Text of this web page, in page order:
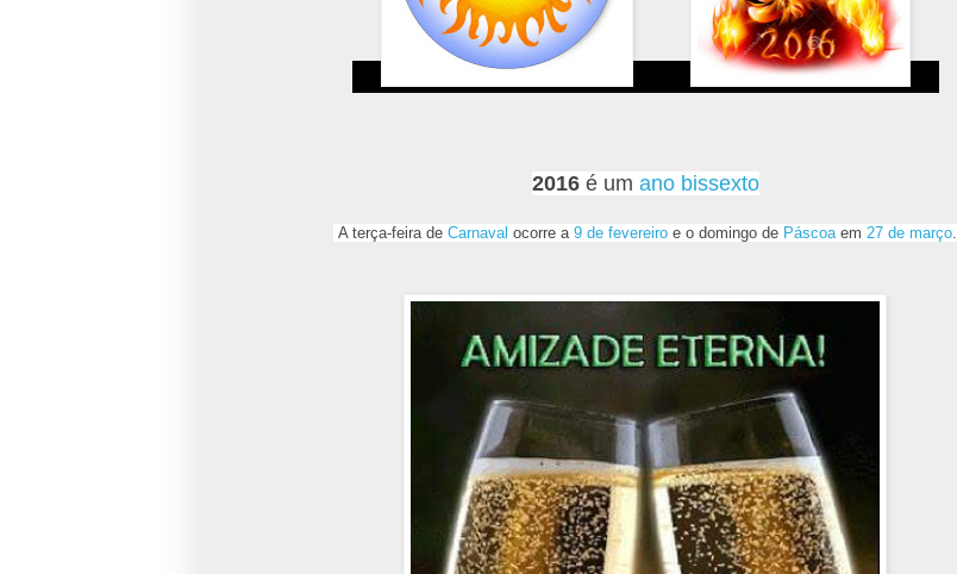
2016 é um ano bissexto
A terça-feira de Carnaval ocorre a 9 de fevereiro e o domingo de Páscoaem 27 de março.